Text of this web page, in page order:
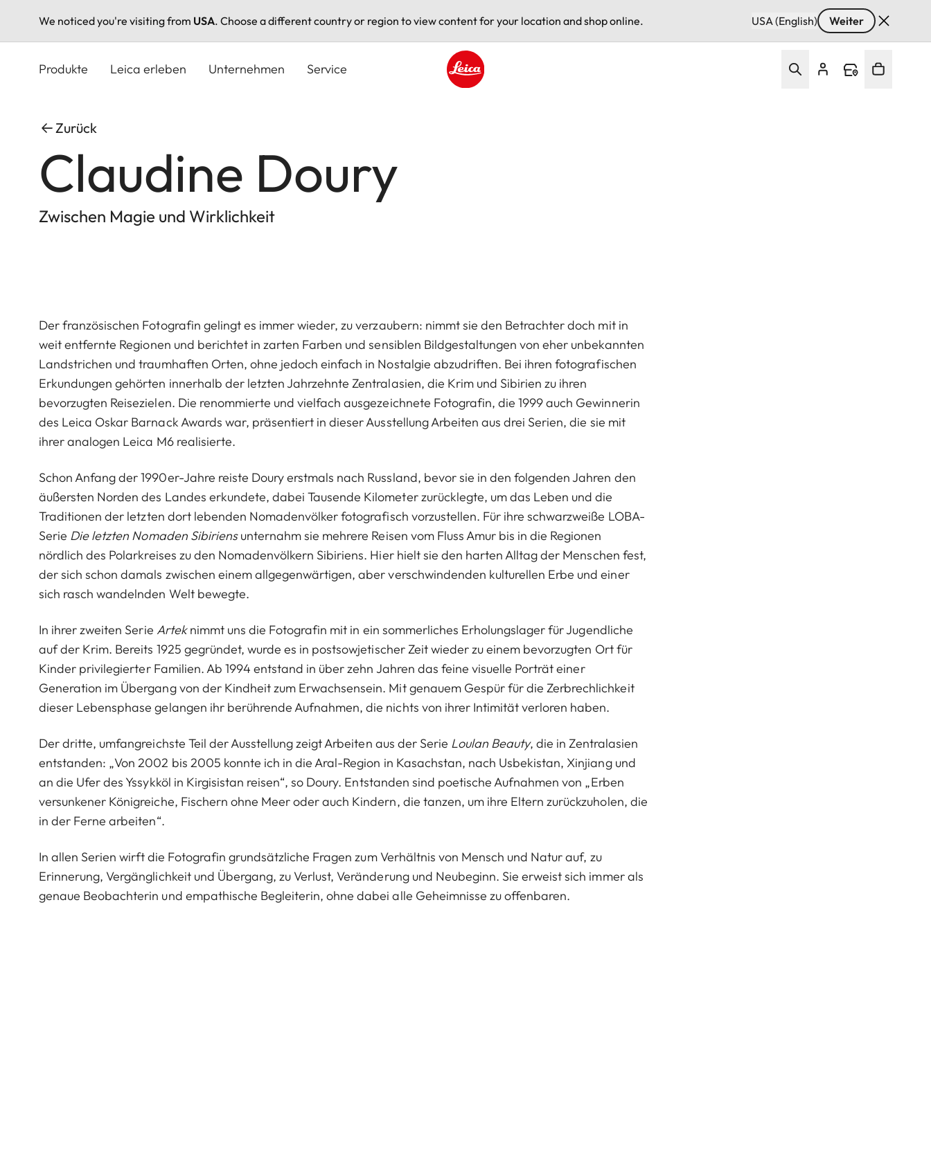
We noticed you're visiting from USA. Choose a different country or region to view content for your location and shop online. USA (English) Weiter
Produkte Leica erleben Unternehmen Service
Zurück
Claudine Doury
Zwischen Magie und Wirklichkeit
Der französischen Fotografin gelingt es immer wieder, zu verzaubern: nimmt sie den Betrachter doch mit in
weit entfernte Regionen und berichtet in zarten Farben und sensiblen Bildgestaltungen von eher unbekannten
Landstrichen und traumhaften Orten, ohne jedoch einfach in Nostalgie abzudriften. Bei ihren fotografischen
Erkundungen gehörten innerhalb der letzten Jahrzehnte Zentralasien, die Krim und Sibirien zu ihren
bevorzugten Reisezielen. Die renommierte und vielfach ausgezeichnete Fotografin, die 1999 auch Gewinnerin
des Leica Oskar Barnack Awards war, präsentiert in dieser Ausstellung Arbeiten aus drei Serien, die sie mit
ihrer analogen Leica M6 realisierte.
Schon Anfang der 1990er-Jahre reiste Doury erstmals nach Russland, bevor sie in den folgenden Jahren den
äußersten Norden des Landes erkundete, dabei Tausende Kilometer zurücklegte, um das Leben und die
Traditionen der letzten dort lebenden Nomadenvölker fotografisch vorzustellen. Für ihre schwarzweiße LOBA-
Serie Die letzten Nomaden Sibiriensunternahm sie mehrere Reisen vom Fluss Amur bis in die Regionen
nördlich des Polarkreises zu den Nomadenvölkern Sibiriens. Hier hielt sie den harten Alltag der Menschen fest,
der sich schon damals zwischen einem allgegenwärtigen, aber verschwindenden kulturellen Erbe und einer
sich rasch wandelnden Welt bewegte.
In ihrer zweiten Serie Arteknimmt uns die Fotografin mit in ein sommerliches Erholungslager für Jugendliche
auf der Krim. Bereits 1925 gegründet, wurde es in postsowjetischer Zeit wieder zu einem bevorzugten Ort für
Kinder privilegierter Familien. Ab 1994 entstand in über zehn Jahren das feine visuelle Porträt einer
Generation im Übergang von der Kindheit zum Erwachsensein. Mit genauem Gespür für die Zerbrechlichkeit
dieser Lebensphase gelangen ihr berührende Aufnahmen, die nichts von ihrer Intimität verloren haben.
Der dritte, umfangreichste Teil der Ausstellung zeigt Arbeiten aus der Serie Loulan Beauty, die in Zentralasien
entstanden: „Von 2002 bis 2005 konnte ich in die Aral-Region in Kasachstan, nach Usbekistan, Xinjiang und
an die Ufer des Yssykköl in Kirgisistan reisen“, so Doury. Entstanden sind poetische Aufnahmen von „Erben
versunkener Königreiche, Fischern ohne Meer oder auch Kindern, die tanzen, um ihre Eltern zurückzuholen, die
in der Ferne arbeiten“.
In allen Serien wirft die Fotografin grundsätzliche Fragen zum Verhältnis von Mensch und Natur auf, zu
Erinnerung, Vergänglichkeit und Übergang, zu Verlust, Veränderung und Neubeginn. Sie erweist sich immer als
genaue Beobachterin und empathische Begleiterin, ohne dabei alle Geheimnisse zu offenbaren.